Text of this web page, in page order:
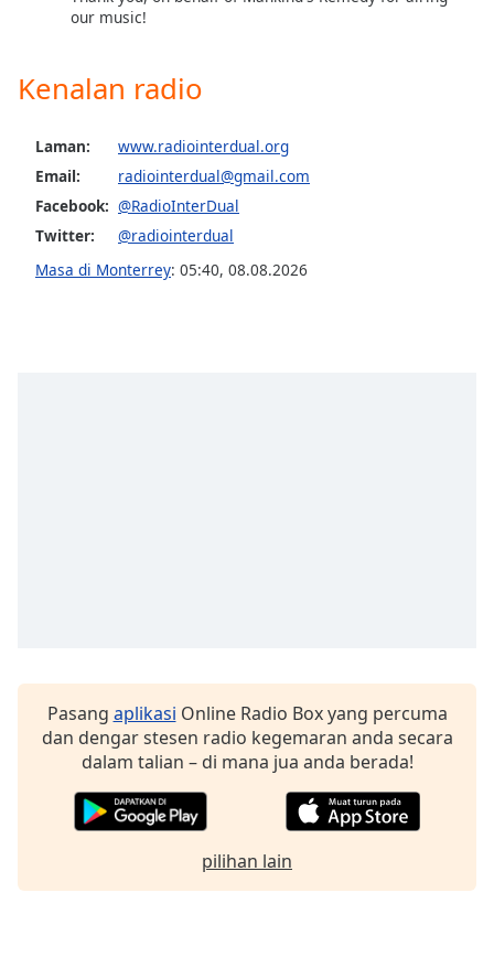
Area
Color
Opacity
Dialog
our music!
Kenalan radio
Laman:
www.radiointerdual.org
Email:
radiointerdual@gmail.com
Facebook: @RadioInterDual
Twitter:
@radiointerdual
Masa di Monterrey: 05:40, 08.08.2026
Pasang aplikasi Online Radio Box yang percuma
dan dengar stesen radio kegemaran anda secara
dalam talian – di mana jua anda berada!
pilihan lain